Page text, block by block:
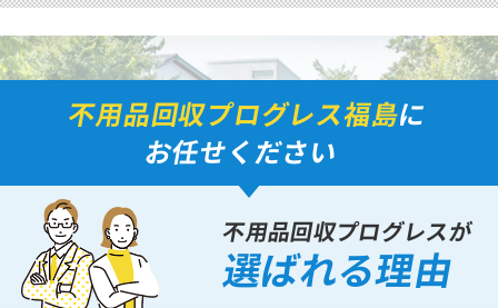
不用品回収プログレス福島に
お任せください
不用品回収プログレスが
選ばれる理由